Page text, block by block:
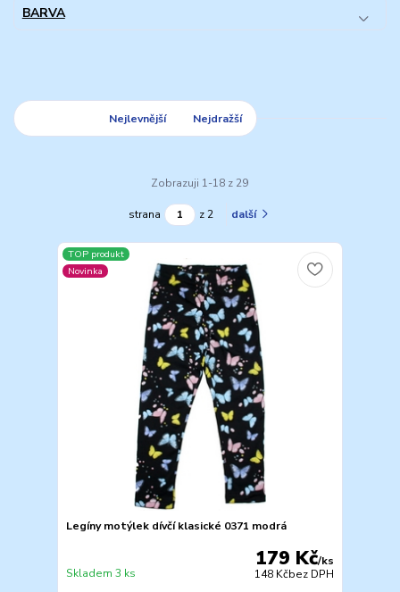
BARVA
Nejlevnější Nejdražší
Zobrazuji 1-18 z 29
strana z 2 další
TOP produkt
Novinka
Legíny motýlek dívčí klasické 0371 modrá
179 Kč/ks
148 Kčbez DPH
Skladem 3 ks